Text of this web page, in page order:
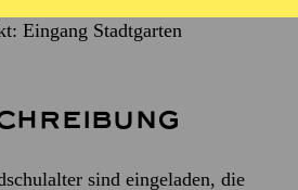
Eingang Stadtgarten
sind eingeladen, die